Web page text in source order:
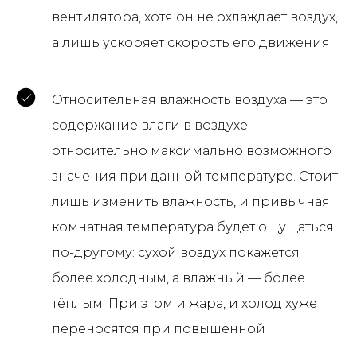
вентилятора, хотя он не охлаждает воздух,
а лишь ускоряет скорость его движения.
Относительная влажность воздуха — это
содержание влаги в воздухе
относительно максимально воз­мож­но­го
зна­че­ния при данной температуре. Стоит
лишь изменить влажность, и привычная
комнатная температура будет ощущаться
по-другому: сухой воздух покажется
более холодным, а влажный — более
тёплым. При этом и жара, и холод хуже
переносятся при повышенной